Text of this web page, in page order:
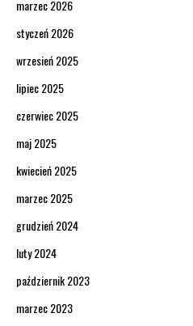
marzec 2026
styczeń 2026
wrzesień 2025
lipiec 2025
czerwiec 2025
maj 2025
kwiecień 2025
marzec 2025
grudzień 2024
luty 2024
październik 2023
marzec 2023